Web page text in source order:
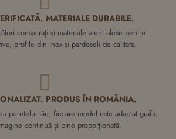
MATERIALE DURABILE.
consacrați și materiale atent alese pentru
profile din inox și pardoseli de calitate.
PRODUS ÎN ROMÂNIA.
peretelui tău, fiecare model este adaptat grafic
continuă și bine proporționată.